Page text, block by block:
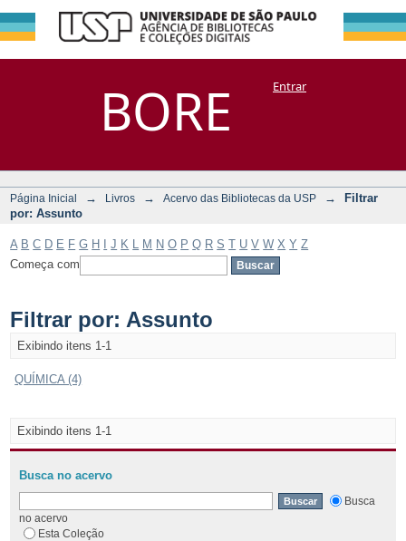
BORE
Filtrar por:
Assunto
DSpace/Manakin + CoriscoEntrar
Página Inicial → Livros → Acervo das Bibliotecas da USP →
Filtrar
por: Assunto
A B C D E F G H J K M N O P Q R S T U V W X Y Z
Começa com
Filtrar por: Assunto
Exibindo itens 1-1
QUÍMICA (4)
Exibindo itens 1-1
Busca no acervo
Busca
no acervo
Esta Coleção